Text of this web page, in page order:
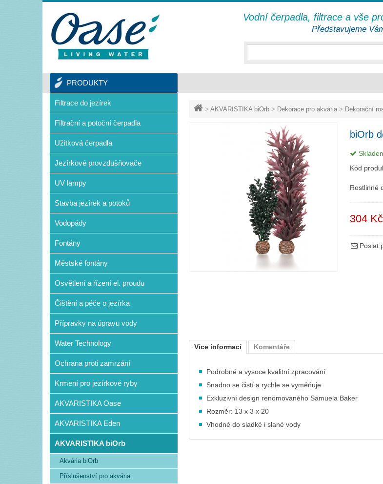
> AKVARISTIKA biOrb > Dekorace pro akvária > Dekorační
biOrb
Kód
Rostlinné
304 Kč
Poslat
Více informací Komentáře
Podrobné a vysoce kvalitní zpracování
Snadno se čistí a rychle se vyměňuje
Exkluzivní design renomovaného Samuela Baker
Rozměr: 13 x 3 x 20
Vhodné do sladké i slané vody
PRODUKTY
Filtrace do jezírek
Filtrační a potoční čerpadla
Užitková čerpadla
Jezírkové provzdušňovače
UV lampy
Stavba jezírek a potoků
Vodopády
Fontány
Městské fontány
Osvětlení a řízení el. proudu
Čištění a péče o jezírka
Přípravky na úpravu vody
Water Technology
Ochrana proti zamrzání
Krmení pro jezírkové ryby
AKVARISTIKA Oase
AKVARISTIKA Eden
AKVARISTIKA biOrb
Akvária biOrb
Příslušenství pro akvária
Vodní čerpadla, filtrace a vše
Představujeme